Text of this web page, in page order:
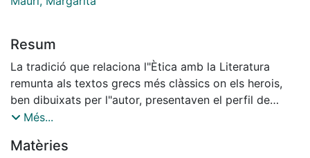
Resum
La tradició que relaciona l"Ètica amb la Literatura
remunta als textos grecs més clàssics on els herois,
ben dibuixats per l"autor, presentaven el perfil de
l"ideal a seguir per tal que generacions d"homes i
seves vides, si no les gestes, les actituds i les virtuts
Més...
Matèries